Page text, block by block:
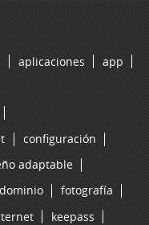
aplicaciones
app
configuración
adaptable
fotografía
keepass